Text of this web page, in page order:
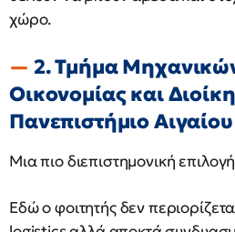
χώρο.
2. Τμήμα
Οικονομίας και
Πανεπιστήμιο
Μια πιο διεπιστημονική
Εδώ ο φοιτητής δεν